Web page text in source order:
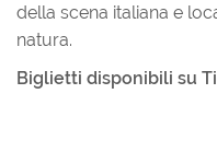
della scena italiana e
natura.
Biglietti disponibili su